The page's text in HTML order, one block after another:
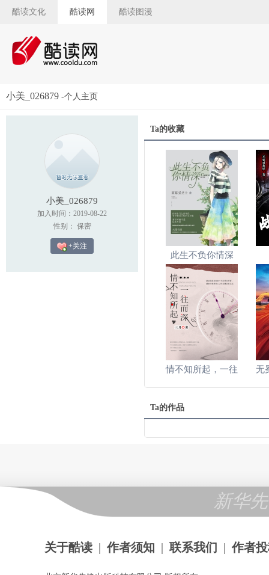
酷读文化 酷读网 酷读图漫
小美_026879 -个人主页
小美_026879
加入时间：2019-08-22
性别： 保密
+关注
Ta的收藏
此生不负你情深
情不知所起，一往 无
Ta的作品
新华
关于酷读 | 作者须知 | 联系我们 | 作者